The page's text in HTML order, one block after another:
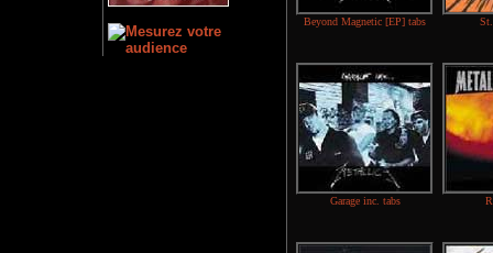
Beyond Magnetic [EP] tabs
Garage inc. tabs